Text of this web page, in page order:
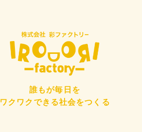
誰もが毎日を
ワクワクできる社会をつくる